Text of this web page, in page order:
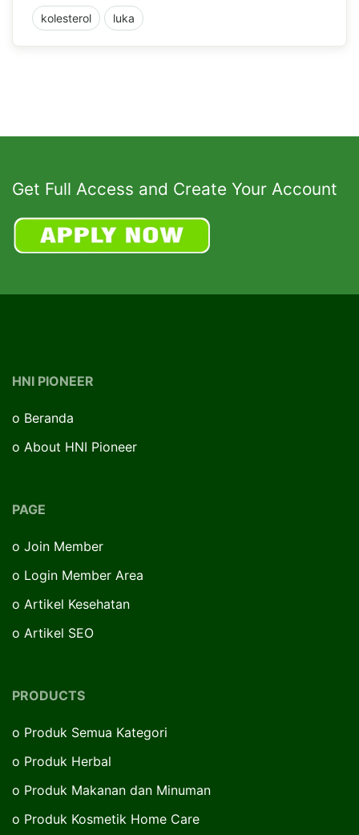
kolesterol luka
Get Full Access and Create Your Account
HNI PIONEER
o Beranda
o About HNI Pioneer
PAGE
o Join Member
o Login Member Area
o Artikel Kesehatan
o Artikel SEO
PRODUCTS
o Produk Semua Kategori
o Produk Herbal
o Produk Makanan dan Minuman
o Produk Kosmetik Home Care